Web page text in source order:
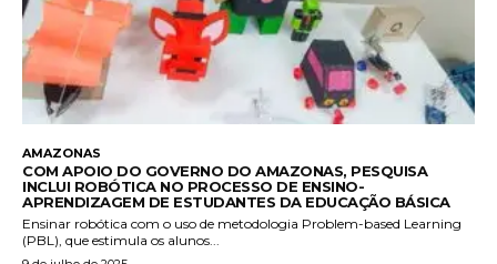
AMAZONAS
COM APOIO DO GOVERNO DO AMAZONAS, PESQUISA
INCLUI ROBÓTICA NO PROCESSO DE ENSINO-
APRENDIZAGEM DE ESTUDANTES DA EDUCAÇÃO BÁSICA
Ensinar robótica com o uso de metodologia Problem-based Learning
(PBL), que estimula os alunos...